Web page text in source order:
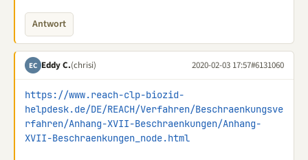
Antwort
EC Eddy C.(chrisi) 2020-02-03 17:57#6131060
https://www.reach-clp-biozid-
helpdesk.de/DE/REACH/Verfahren/Beschraenkungsve
rfahren/Anhang-XVII-Beschraenkungen/Anhang-
XVII-Beschraenkungen_node.html